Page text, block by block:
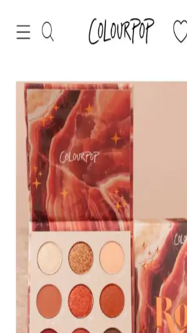
HBTasarim Fix 13’lü Kahverengi Fırça Seti,
tekniklerine uygun, doğal kıllı ve kullanışlı
The Glitter Lab Jel Formlu Parlak
Renkli Çok Yönlü Kullanım İçin
The Glitter Lab'in jel formüllü parlak glitteri,
bazlı formülü ve doğal ışıltısıyla makyaj ve
tercih edilir.
KIKO Creamy Lipgloss 107
Parlatıcısı: Canlı ve Uzun Süre
Makyaj
KIKO'nun 107 Magenta dudak parlatıcısı,
sunar. Pratik uygulama ve uzun süre
tercih edilen, hafif ve nemlendirici formülüyle
Muğgan 3'lü Açılı Fırçalı Kaş
ve Kullanıcı Yorumları
Muğgan 3'lü kaş boyası seti, suya ve tere
pratik kullanım sağlar. Renk seçenekleri ve
hakkında detaylı bilgi içerir.